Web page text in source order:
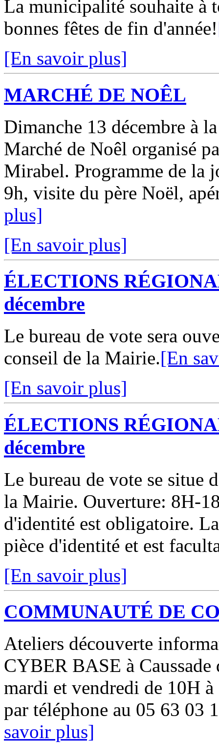
La municipalité souhaite à
bonnes fêtes de fin d'année!
[En savoir plus]
MARCHÉ DE NOÊL
Dimanche 13 décembre à
Marché de Noêl organisé
Mirabel. Programme de la
9h, visite du père Noël,
plus]
[En savoir plus]
ÉLECTIONS
décembre
Le bureau de vote sera
conseil de la Mairie.[En
[En savoir plus]
ÉLECTIONS
décembre
Le bureau de vote se situe
la Mairie. Ouverture: 8H-
d'identité est obligatoire.
pièce d'identité et est
[En savoir plus]
COMMUNAUTÉ DE
Ateliers découverte
CYBER BASE à
mardi et vendredi de 10H
par téléphone au 05 63 03
savoir plus]